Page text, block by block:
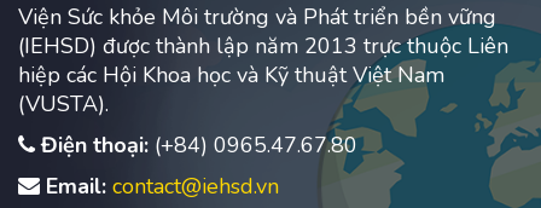
Viện Sức khỏe Môi trường và Phát triển bền vững
(IEHSD) được thành lập năm 2013 trực thuộc Liên
hiệp các Hội Khoa học và Kỹ thuật Việt Nam
(VUSTA).
Điện thoại: (+84) 0965.47.67.80
Email: contact@iehsd.vn